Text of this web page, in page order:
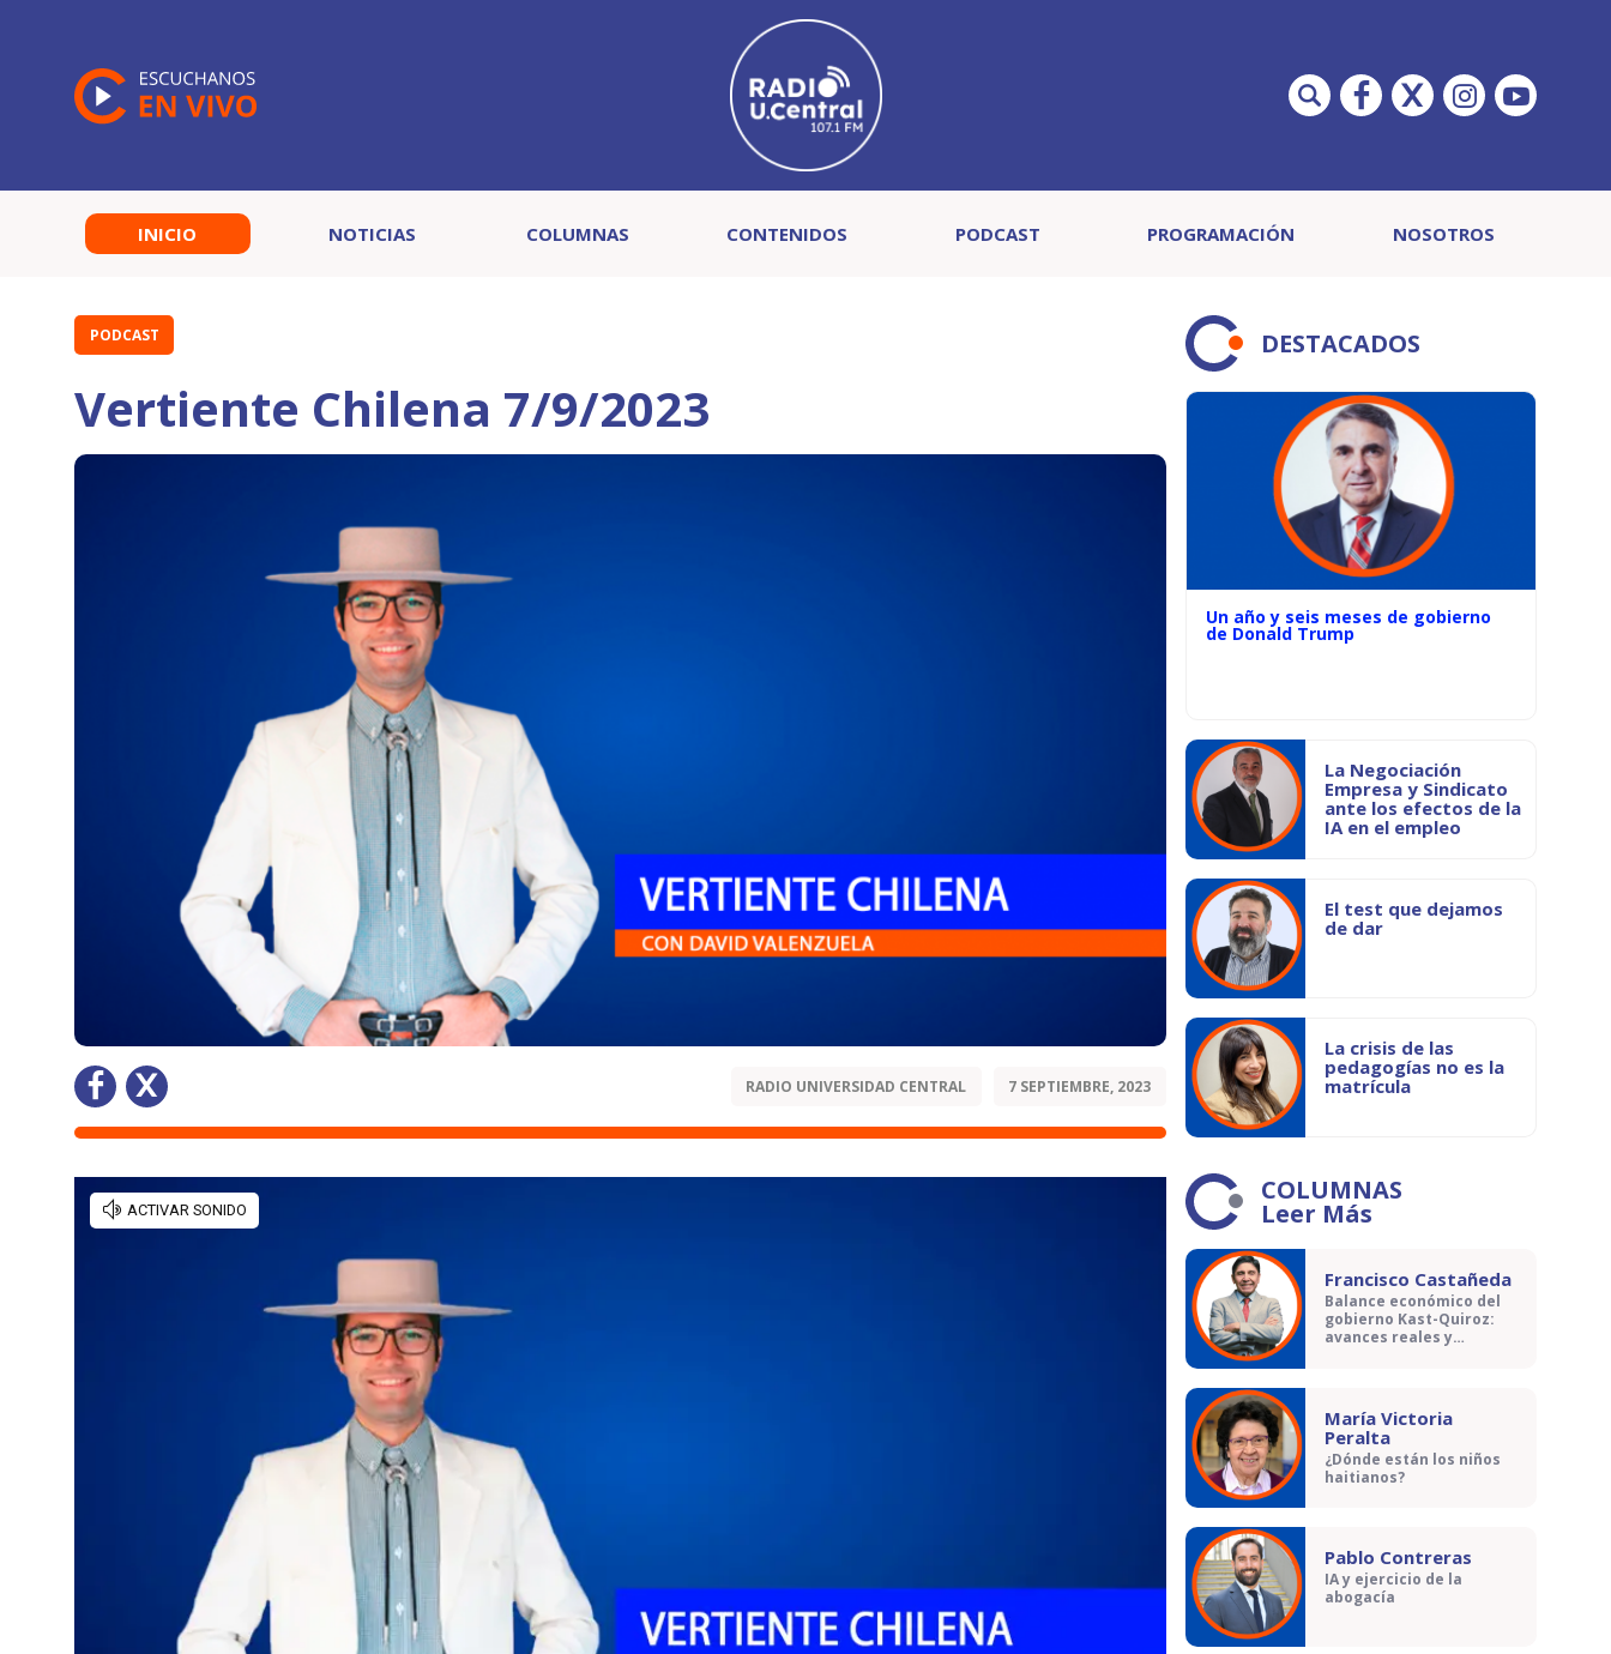
INICIO NOTICIAS COLUMNAS CONTENIDOS PODCAST PROGRAMACIÓN NOSOTROS
PODCAST
Vertiente Chilena 7/9/2023
RADIO UNIVERSIDAD CENTRAL 7 SEPTIEMBRE, 2023
DESTACADOS
Un año y seis meses de gobierno
de Donald Trump
La Negociación
Empresa y Sindicato
ante los efectos de la
IA en el empleo
El test que dejamos
de dar
La crisis de las
pedagogías no es la
matrícula
COLUMNAS
Leer Más
Francisco Castañeda
Balance económico del
gobierno Kast-Quiroz:
avances reales y
María Victoria
Peralta
¿Dónde están los niños
haitianos?
Pablo Contreras
IA y ejercicio de la
abogacía